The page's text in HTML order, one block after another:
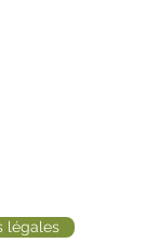
légales